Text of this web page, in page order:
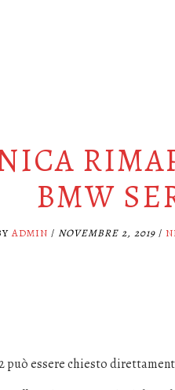
BMW
ADMIN / NOVEMBRE 2, 2019 /
può essere chiesto